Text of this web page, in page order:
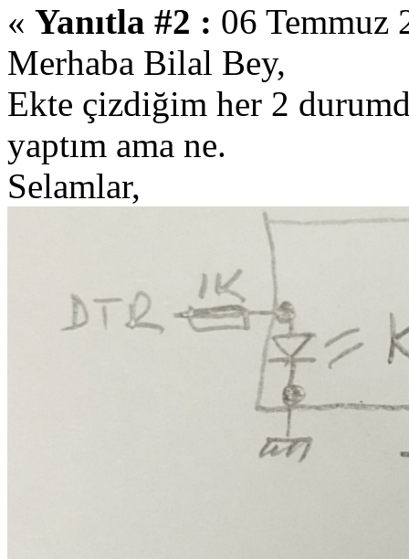
« Yanıtla #2 : 06 Temmuz
Merhaba Bilal Bey,
Ekte çizdiğim her 2
yaptım ama ne.
Selamlar,